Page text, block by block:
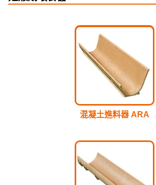
混凝土進料器 ARA